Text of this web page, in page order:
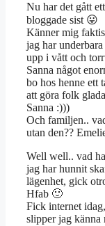
Nu har det gått
bloggade sist 😛
Känner mig
jag har
upp i vått och
Sanna något
bo hos henne ett
att göra folk
Sanna :)))
Och familjen..
utan den??
Well well.. vad
jag har hunnit
lägenhet, gick
Hfab 🙂
Fick internet
slipper jag